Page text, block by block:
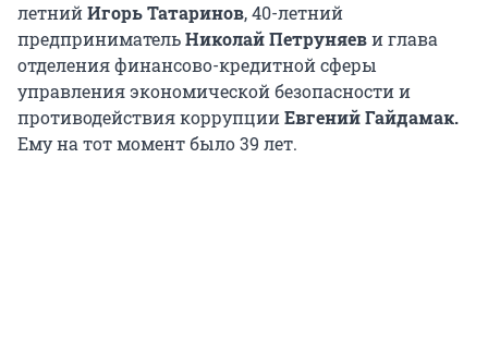
летнийИгорь Татаринов, 40-летний
предпринимательНиколай Петруняеви глава
отделения финансово-кредитной сферы
управления экономической безопасности и
противодействия коррупцииЕвгений Гайдамак.
Ему на тот момент было 39 лет.